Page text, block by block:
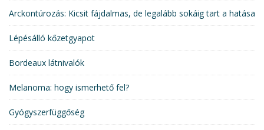
Arckontúrozás: Kicsit fájdalmas, de legalább sokáig tart a hatása
Lépésálló kőzetgyapot
Bordeaux látnivalók
Melanoma: hogy ismerhető fel?
Gyógyszerfüggőség